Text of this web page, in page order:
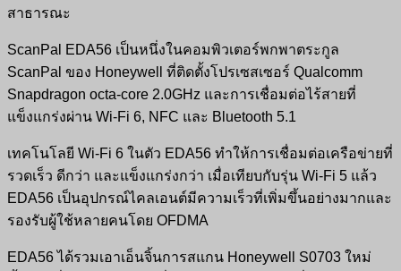
สาธารณะ
ScanPal EDA56 เป็นหนึ่งในคอมพิวเตอร์พกพาตระกูล
ScanPal ของ Honeywell ที่ติดตั้งโปรเซสเซอร์ Qualcomm
Snapdragon octa-core 2.0GHz และการเชื่อมต่อไร้สายที่
แข็งแกร่งผ่าน Wi-Fi 6, NFC และ Bluetooth 5.1
เทคโนโลยี Wi-Fi 6 ในตัว EDA56 ทำให้การเชื่อมต่อเครือข่ายที่
รวดเร็ว ดีกว่า และแข็งแกร่งกว่า เมื่อเทียบกับรุ่น Wi-Fi 5 แล้ว
EDA56 เป็นอุปกรณ์ไคลเอนต์มีความเร็วที่เพิ่มขึ้นอย่างมากและ
รองรับผู้ใช้หลายคนโดย OFDMA
EDA56 ได้รวมเอาเอ็นจิ้นการสแกน Honeywell S0703 ใหม่